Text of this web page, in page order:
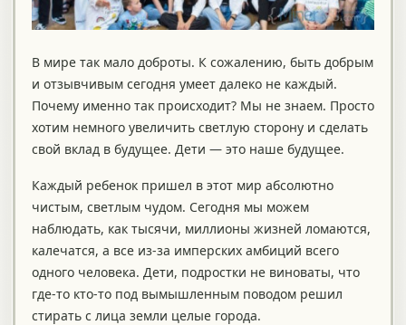
В мире так мало доброты. К сожалению, быть добрым
и отзывчивым сегодня умеет далеко не каждый.
Почему именно так происходит? Мы не знаем. Просто
хотим немного увеличить светлую сторону и сделать
свой вклад в будущее. Дети — это наше будущее.
Каждый ребенок пришел в этот мир абсолютно
чистым, светлым чудом. Сегодня мы можем
наблюдать, как тысячи, миллионы жизней ломаются,
калечатся, а все из-за имперских амбиций всего
одного человека. Дети, подростки не виноваты, что
где-то кто-то под вымышленным поводом решил
стирать с лица земли целые города.